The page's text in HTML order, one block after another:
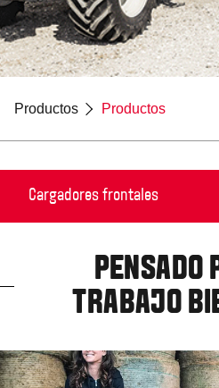
Productos Productos
PENSADO
TRABAJO